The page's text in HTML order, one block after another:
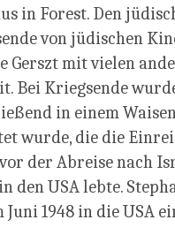
in Forest. Den
von jüdischen
Gerszt mit vielen
Bei Kriegsende
in einem
wurde, die die
der Abreise nach
den USA lebte.
1948 in die USA